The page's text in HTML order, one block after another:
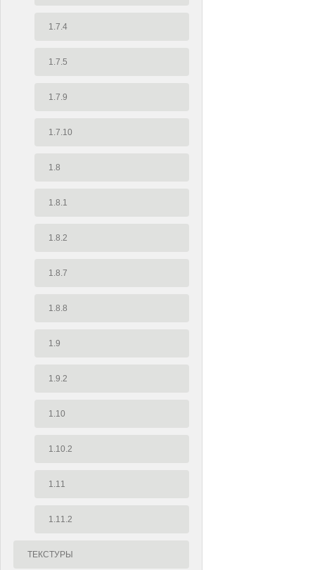
1.7.4
1.7.5
1.7.9
1.7.10
1.8
1.8.1
1.8.2
1.8.7
1.8.8
1.9
1.9.2
1.10
1.10.2
1.11
1.11.2
ТЕКСТУРЫ